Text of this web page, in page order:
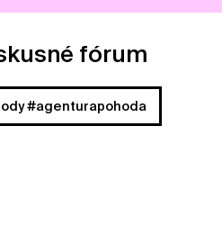
fórum
#agenturapohoda